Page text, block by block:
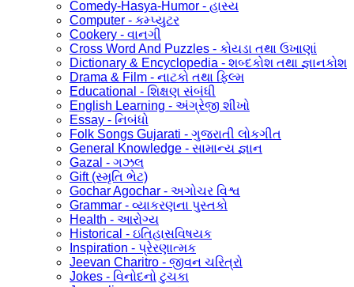
Comedy-Hasya-Humor - હાસ્ય
Computer - કમ્પ્યુટર
Cookery - વાનગી
Cross Word And Puzzles - કોયડા તથા ઉખાણાં
Dictionary & Encyclopedia - શબ્દકોશ તથા જ્ઞાનકોશ
Drama & Film - નાટકો તથા ફિલ્મ
Educational - શિક્ષણ સંબંધી
English Learning - અંગ્રેજી શીખો
Essay - નિબંધો
Folk Songs Gujarati - ગુજરાતી લોકગીત
General Knowledge - સામાન્ય જ્ઞાન
Gazal - ગઝલ
Gift (સ્મૃતિ ભેટ)
Gochar Agochar - અગોચર વિશ્વ
Grammar - વ્યાકરણના પુસ્તકો
Health - આરોગ્ય
Historical - ઇતિહાસવિષયક
Inspiration - પ્રેરણાત્મક
Jeevan Charitro - જીવન ચરિત્રો
Jokes - વિનોદનો ટુચકા